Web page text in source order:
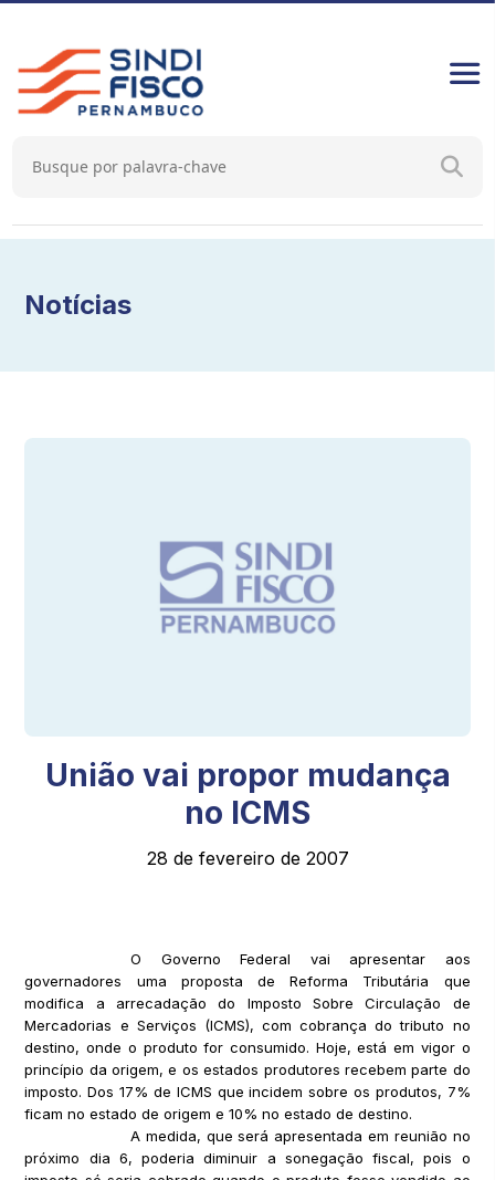
Notícias
União vai propor mudança
no ICMS
28 de fevereiro de 2007
O Governo Federal vai apresentar aos
governadores uma proposta de Reforma Tributária que
modifica a arrecadação do Imposto Sobre Circulação de
Mercadorias e Serviços (ICMS), com cobrança do tributo no
destino, onde o produto for consumido. Hoje, está em vigor o
princípio da origem, e os estados produtores recebem parte do
imposto. Dos 17% de ICMS que incidem sobre os produtos, 7%
ficam no estado de origem e 10% no estado de destino.
A medida, que será apresentada em reunião no
próximo dia 6, poderia diminuir a sonegação fiscal, pois o